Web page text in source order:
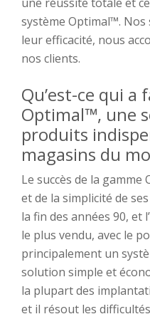
système Optimal™. Nos
leur efficacité, nous
nos clients.
Qu’est-ce qui a
Optimal™, une
produits
magasins du
Le succès de la gamme
et de la simplicité de ses
la fin des années 90, et
le plus vendu, avec le
principalement un
solution simple et
la plupart des
et il résout les